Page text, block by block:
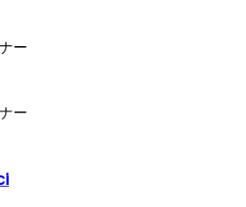
ー
ー